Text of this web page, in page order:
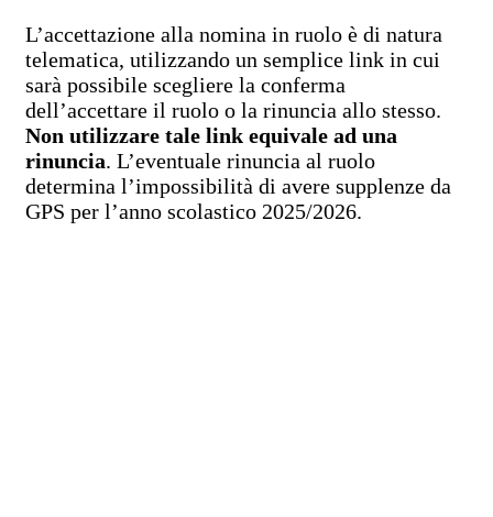
L’accettazione alla nomina in ruolo è di natura
telematica, utilizzando un semplice link in cui
sarà possibile scegliere la conferma
dell’accettare il ruolo o la rinuncia allo stesso.
Non utilizzare tale link equivale ad una
rinuncia. L’eventuale rinuncia al ruolo
determina l’impossibilità di avere supplenze da
GPS per l’anno scolastico 2025/2026.